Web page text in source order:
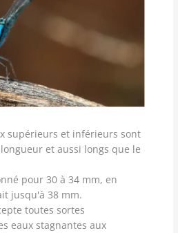
supérieurs et inférieurs sont
et aussi longs que le
pour 30 à 34 mm, en
jusqu'à 38 mm.
toutes sortes
eaux stagnantes aux